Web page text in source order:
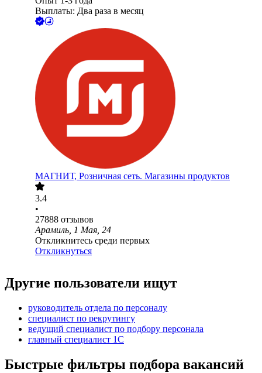
Выплаты: Два раза в месяц
МАГНИТ, Розничная сеть. Магазины продуктов
3.4
•
27888 отзывов
Арамиль, 1 Мая, 24
Откликнитесь среди первых
Откликнуться
Другие пользователи ищут
руководитель отдела по персоналу
специалист по рекрутингу
ведущий специалист по подбору персонала
главный специалист 1С
Быстрые фильтры подбора вакансий